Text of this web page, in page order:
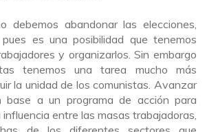
debemos abandonar las elecciones,
es una posibilidad que tenemos
y organizarlos. Sin embargo
tenemos una tarea mucho más
la unidad de los comunistas. Avanzar
base a un programa de acción para
entre las masas trabajadoras,